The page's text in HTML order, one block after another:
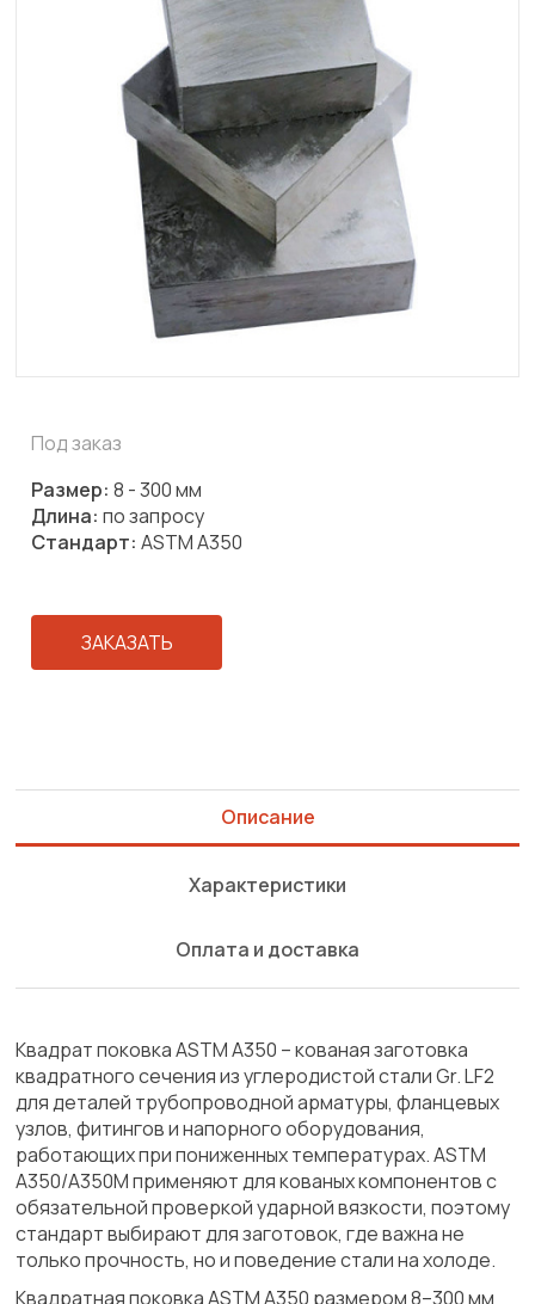
Под заказ
Размер:8 - 300 мм
Длина: по запросу
Стандарт: ASTM A350
ЗАКАЗАТЬ
Описание
Характеристики
Оплата и доставка
Квадрат поковка ASTM A350 – кованая заготовка
квадратного сечения из углеродистой стали Gr. LF2
для деталей трубопроводной арматуры, фланцевых
узлов, фитингов и напорного оборудования,
работающих при пониженных температурах. ASTM
A350/A350M применяют для кованых компонентов с
обязательной проверкой ударной вязкости, поэтому
стандарт выбирают для заготовок, где важна не
только прочность, но и поведение стали на холоде.
Квадратная поковка ASTM A350 размером 8–300 мм